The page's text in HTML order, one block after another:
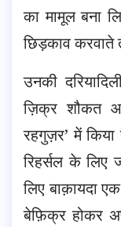
का मामूल बना
छिड़काव
उनकी
ज़िक्र शौकत
रहगुज़र’ में
रिहर्सल के लिए
लिए बाक़ायदा
बेफ़िक्र होकर